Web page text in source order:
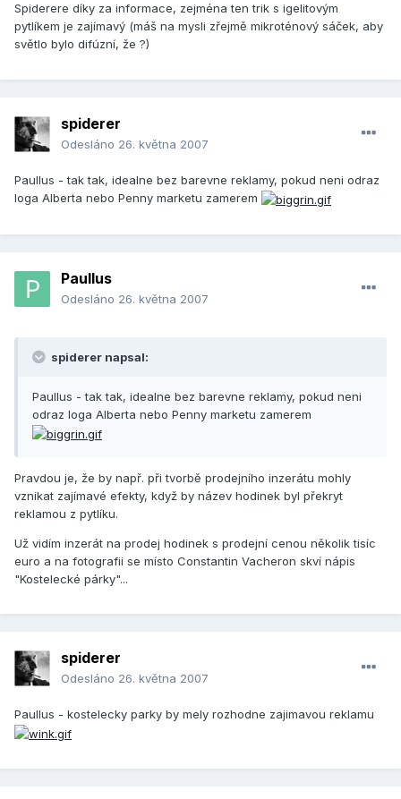
Spiderere díky za informace, zejména ten trik s igelitovým
pytlíkem je zajímavý (máš na mysli zřejmě mikroténový sáček, aby
světlo bylo difúzní, že ?)
spiderer
Odesláno 26. května 2007
Paullus - tak tak, idealne bez barevne reklamy, pokud neni odraz
loga Alberta nebo Penny marketu zamerem
Paullus
Odesláno 26. května 2007
spiderer napsal:
Paullus - tak tak, idealne bez barevne reklamy, pokud neni
odraz loga Alberta nebo Penny marketu zamerem
Pravdou je, že by např. při tvorbě prodejního inzerátu mohly
vznikat zajímavé efekty, když by název hodinek byl překryt
reklamou z pytlíku.
Už vidím inzerát na prodej hodinek s prodejní cenou několik tisíc
euro a na fotografii se místo Constantin Vacheron skví nápis
"Kostelecké párky"...
spiderer
Odesláno 26. května 2007
Paullus - kostelecky parky by mely rozhodne zajimavou reklamu